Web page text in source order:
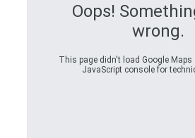
Oops!
wrong.
This page didn't load Google Maps
JavaScript console for